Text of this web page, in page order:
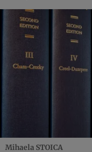
Mihaela STOICA